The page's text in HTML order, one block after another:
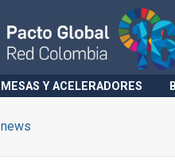
MESAS Y ACELERADORES
news